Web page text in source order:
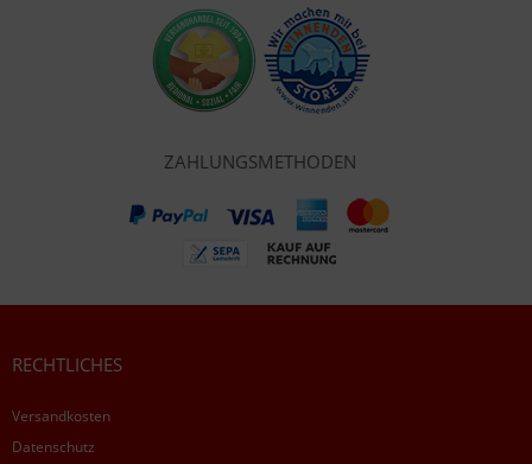
ZAHLUNGSMETHODEN
RECHTLICHES
Versandkosten
Datenschutz